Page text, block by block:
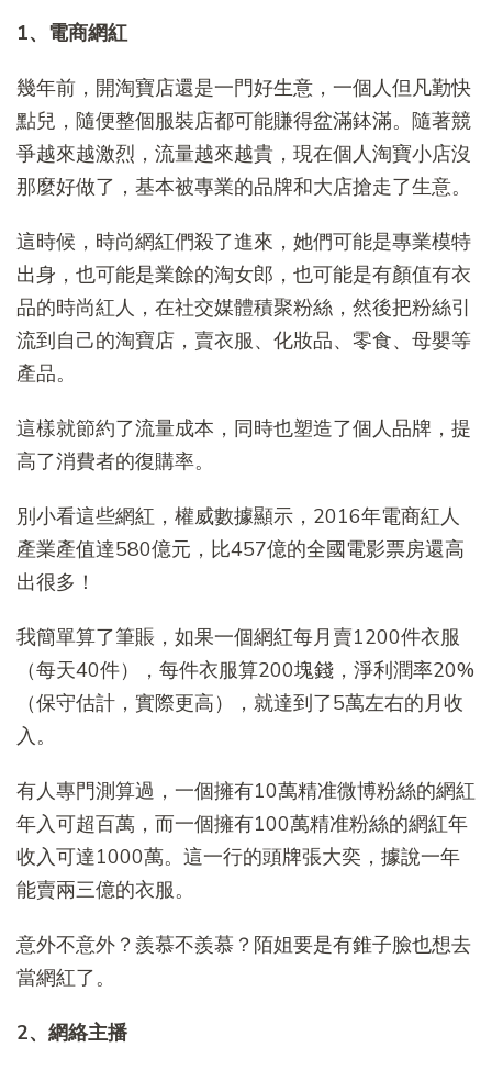
1、電商網紅
幾年前，開淘寶店還是一門好生意，一個人但凡勤快
點兒，隨便整個服裝店都可能賺得盆滿鉢滿。隨著競
爭越來越激烈，流量越來越貴，現在個人淘寶小店沒
那麼好做了，基本被專業的品牌和大店搶走了生意。
這時候，時尚網紅們殺了進來，她們可能是專業模特
出身，也可能是業餘的淘女郎，也可能是有顏值有衣
品的時尚紅人，在社交媒體積聚粉絲，然後把粉絲引
流到自己的淘寶店，賣衣服、化妝品、零食、母嬰等
產品。
這樣就節約了流量成本，同時也塑造了個人品牌，提
高了消費者的復購率。
別小看這些網紅，權威數據顯示，2016年電商紅人
產業產值達580億元，比457億的全國電影票房還高
出很多！
我簡單算了筆賬，如果一個網紅每月賣1200件衣服
（每天40件），每件衣服算200塊錢，淨利潤率20%
（保守估計，實際更高），就達到了5萬左右的月收
入。
有人專門測算過，一個擁有10萬精准微博粉絲的網紅
年入可超百萬，而一個擁有100萬精准粉絲的網紅年
收入可達1000萬。這一行的頭牌張大奕，據說一年
能賣兩三億的衣服。
意外不意外？羨慕不羨慕？陌姐要是有錐子臉也想去
當網紅了。
2、網絡主播